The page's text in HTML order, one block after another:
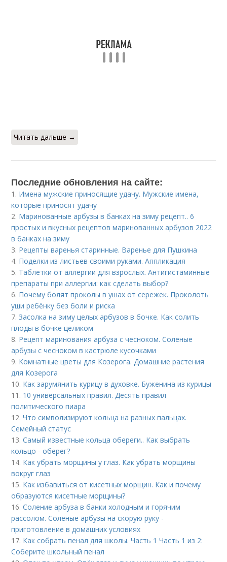
Читать дальше →
Последние обновления на сайте:
1. Имена мужские приносящие удачу. Мужские имена,
которые приносят удачу
2. Маринованные арбузы в банках на зиму рецепт.. 6
простых и вкусных рецептов маринованных арбузов 2022
в банках на зиму
3. Рецепты варенья старинные. Варенье для Пушкина
4. Поделки из листьев своими руками. Аппликация
5. Таблетки от аллергии для взрослых. Антигистаминные
препараты при аллергии: как сделать выбор?
6. Почему болят проколы в ушах от сережек. Проколоть
уши ребёнку без боли и риска
7.Засолка на зиму целых арбузов в бочке. Как солить
плоды в бочке целиком
8. Рецепт маринования арбуза с чесноком. Соленые
арбузы с чесноком в кастрюле кусочками
9. Комнатные цветы для Козерога. Домашние растения
для Козерога
10. Как зарумянить курицу в духовке. Буженина из курицы
11. 10 универсальных правил. Десять правил
политического пиара
12.Что символизируют кольца на разных пальцах.
Семейный статус
13.Самый известные кольца обереги.. Как выбрать
кольцо - оберег?
14. Как убрать морщины у глаз. Как убрать морщины
вокруг глаз
15. Как избавиться от кисетных морщин. Как и почему
образуются кисетные морщины?
16.Соление арбуза в банки холодным и горячим
рассолом. Соленые арбузы на скорую руку -
приготовление в домашних условиях
17. Как собрать пенал для школы. Часть 1 Часть 1 из 2:
Соберите школьный пенал